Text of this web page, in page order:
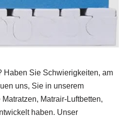
Sie Schwierigkeiten, am
uns, Sie in unserem
Matrair-Luftbetten,
haben. Unser